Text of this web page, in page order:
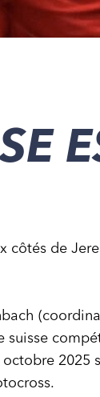
côtés de
suisse
2025